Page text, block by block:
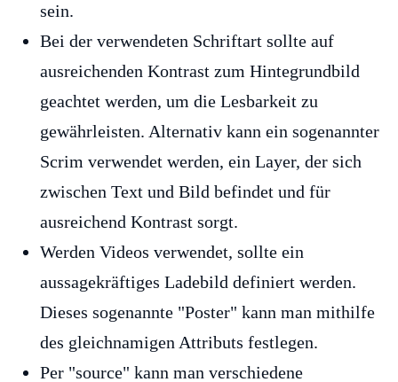
sein.
Bei der verwendeten Schriftart sollte auf
ausreichenden Kontrast zum Hintegrundbild
geachtet werden, um die Lesbarkeit zu
gewährleisten. Alternativ kann ein sogenannter
Scrim verwendet werden, ein Layer, der sich
zwischen Text und Bild befindet und für
ausreichend Kontrast sorgt.
Werden Videos verwendet, sollte ein
aussagekräftiges Ladebild definiert werden.
Dieses sogenannte "Poster" kann man mithilfe
des gleichnamigen Attributs festlegen.
Per "source" kann man verschiedene